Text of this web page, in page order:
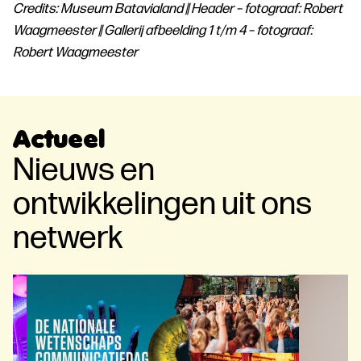
Credits: Museum Batavialand || Header – fotograaf: Robert
Waagmeester || Gallerij afbeelding 1 t/m 4 – fotograaf:
Robert Waagmeester
Actueel
Nieuws en
ontwikkelingen uit ons
netwerk